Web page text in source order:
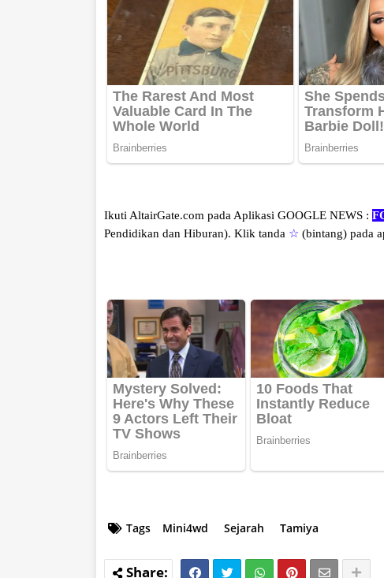
Ikuti AltairGate.com pada Aplikasi GOOGLE NEWS :
Pendidikan dan Hiburan). Klik tanda ☆ (bintang) pada
Tags Mini4wd Sejarah Tamiya